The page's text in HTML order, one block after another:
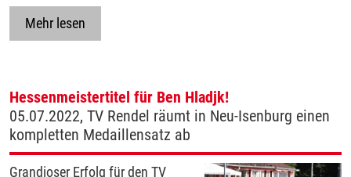
Mehr lesen
Hessenmeistertitel für Ben Hladjk!
05.07.2022, TV Rendel räumt in Neu-Isenburg einen
kompletten Medaillensatz ab
Grandioser Erfolg für den TV